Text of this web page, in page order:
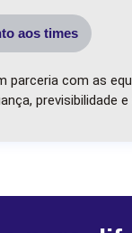
aos times
parceria com as
previsibilidade